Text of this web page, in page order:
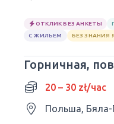
ОТКЛИК БЕЗ АНКЕТЫ
С ЖИЛЬЕМ
БЕЗ ЗНАНИЯ
Горничная,
20 – 30 zł/час
Польша,